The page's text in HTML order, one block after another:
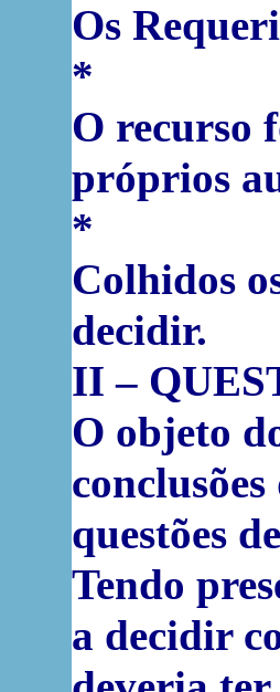
Os
*
O recurso
próprios
*
Colhidos
decidir.
II –
O objeto
questões
Tendo
a decidir